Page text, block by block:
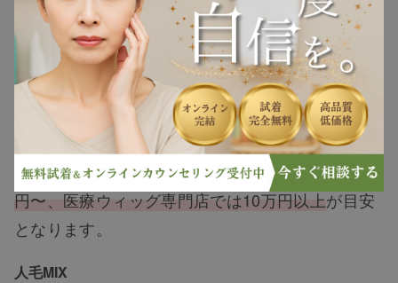
ヘアスタイル
抜け毛
白髪
剤で地毛に合わせて染めたりできる、自由度の高
さも魅力的。
ただし、 値段は3種類の中で一番高価なものになり
ます。人毛によってもグレードがあるため価格は
変動しますが、 フルウィッグの場合安くて17,000
円〜、医療ウィッグ専門店では10万円以上が目安
となります。
人毛MIX